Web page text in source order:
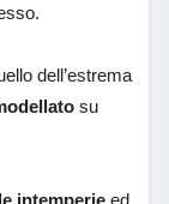
dell’estrema
su
intemperie ed